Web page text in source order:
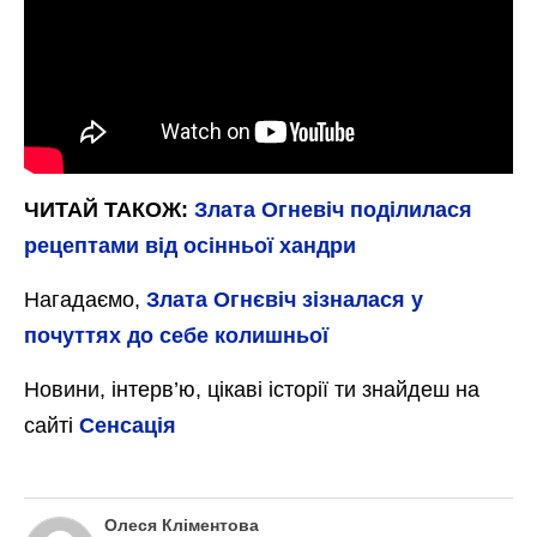
ЧИТАЙ ТАКОЖ: Злата Огневіч поділилася
рецептами від осінньої хандри
Нагадаємо, Злата Огнєвіч зізналася у
почуттях до себе колишньої
Новини, інтерв’ю, цікаві історії ти знайдеш на
сайті Сенсація
Олеся Кліментова